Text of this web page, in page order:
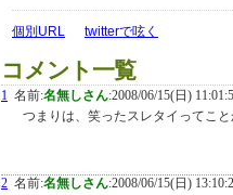
個別URL twitterで呟く
コメント一覧
1 名前:名無しさん:2008/06/15(日)
つまりは、笑ったスレタイってこと
2 名前:名無しさん:2008/06/15(日)